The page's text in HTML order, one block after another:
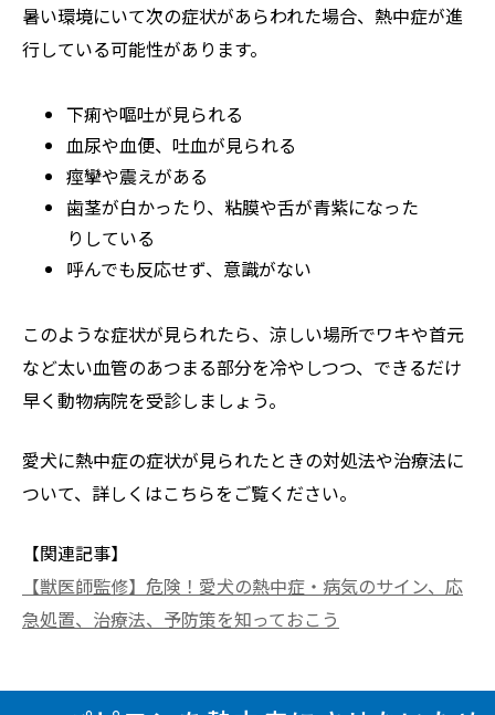
暑い環境にいて次の症状があらわれた場合、熱中症が進
行している可能性があります。
下痢や嘔吐が見られる
血尿や血便、吐血が見られる
痙攣や震えがある
歯茎が白かったり、粘膜や舌が青紫になった
りしている
呼んでも反応せず、意識がない
このような症状が見られたら、涼しい場所でワキや首元
など太い血管のあつまる部分を冷やしつつ、できるだけ
早く動物病院を受診しましょう。
愛犬に熱中症の症状が見られたときの対処法や治療法に
ついて、詳しくはこちらをご覧ください。
【関連記事】
【獣医師監修】危険！愛犬の熱中症・病気のサイン、応
急処置、治療法、予防策を知っておこう